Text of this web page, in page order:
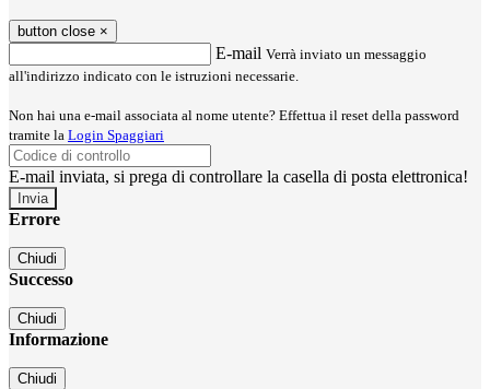
button close ×
E-mail Verrà inviato un messaggio
all'indirizzo indicato con le istruzioni necessarie.
Non hai una e-mail associata al nome utente? Effettua il reset della password
tramite la Login Spaggiari
E-mail inviata, si prega di controllare la casella di posta elettronica!
Errore
Chiudi
Successo
Chiudi
Informazione
Chiudi